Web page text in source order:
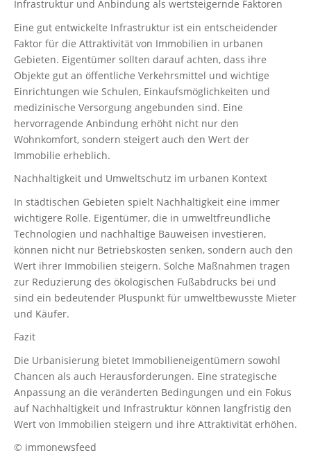
Infrastruktur und Anbindung als wertsteigernde Faktoren
Eine gut entwickelte Infrastruktur ist ein entscheidender
Faktor für die Attraktivität von Immobilien in urbanen
Gebieten. Eigentümer sollten darauf achten, dass ihre
Objekte gut an öffentliche Verkehrsmittel und wichtige
Einrichtungen wie Schulen, Einkaufsmöglichkeiten und
medizinische Versorgung angebunden sind. Eine
hervorragende Anbindung erhöht nicht nur den
Wohnkomfort, sondern steigert auch den Wert der
Immobilie erheblich.
Nachhaltigkeit und Umweltschutz im urbanen Kontext
In städtischen Gebieten spielt Nachhaltigkeit eine immer
wichtigere Rolle. Eigentümer, die in umweltfreundliche
Technologien und nachhaltige Bauweisen investieren,
können nicht nur Betriebskosten senken, sondern auch den
Wert ihrer Immobilien steigern. Solche Maßnahmen tragen
zur Reduzierung des ökologischen Fußabdrucks bei und
sind ein bedeutender Pluspunkt für umweltbewusste Mieter
und Käufer.
Fazit
Die Urbanisierung bietet Immobilieneigentümern sowohl
Chancen als auch Herausforderungen. Eine strategische
Anpassung an die veränderten Bedingungen und ein Fokus
auf Nachhaltigkeit und Infrastruktur können langfristig den
Wert von Immobilien steigern und ihre Attraktivität erhöhen.
© immonewsfeed